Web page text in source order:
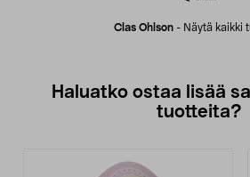
Clas Ohlson - Näytä kaikki
Haluatko ostaa lisää
tuotteita?